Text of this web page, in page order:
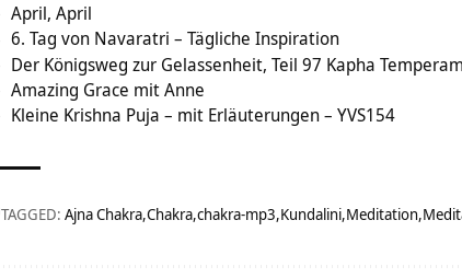
April, April
6. Tag von Navaratri – Tägliche Inspiration
Der Königsweg zur Gelassenheit, Teil 97 Kapha
Amazing Grace mit Anne
Kleine Krishna Puja – mit Erläuterungen – YVS154
TAGGED: Ajna Chakra Chakra chakra-mp3 Kundalini Meditation